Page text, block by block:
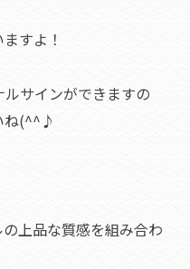
すよ！
サインができますの
ね(^^♪
上品な質感を組み合わ